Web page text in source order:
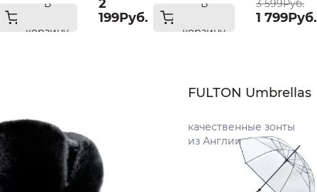
В
корзину
2
199Руб.
В
корзину
3 599Руб.
1 799Руб.
FULTON Umbrellas
качественные зонты
из Англии